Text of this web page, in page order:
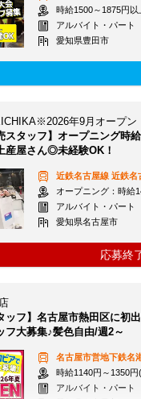
時給1500～1875円
アルバイト・パート
愛知県豊田市
年9月オープン
スタッフ】オープニング時
産屋さん◎未経験OK！
近鉄名古屋線 近鉄名
オープニング：時給1400円
アルバイト・パート
愛知県名古屋市
応募終
ッフ】名古屋市熱田区に初
フ大募集♪髪色自由/週2～
名古屋市営地下鉄名
時給1140円～1350円(部
アルバイト・パート